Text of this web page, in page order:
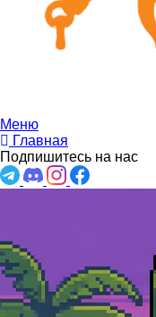
Меню
Главная
Подпишитесь на нас